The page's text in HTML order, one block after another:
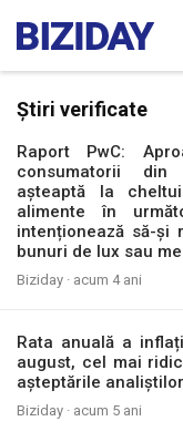
Știri verificate
Raport PwC:
consumatorii
așteaptă la
alimente în
intenționează să-și
bunuri de lux sau
Biziday · acum 4 ani
Rata anuală a
august, cel mai
așteptările
Biziday · acum 5 ani